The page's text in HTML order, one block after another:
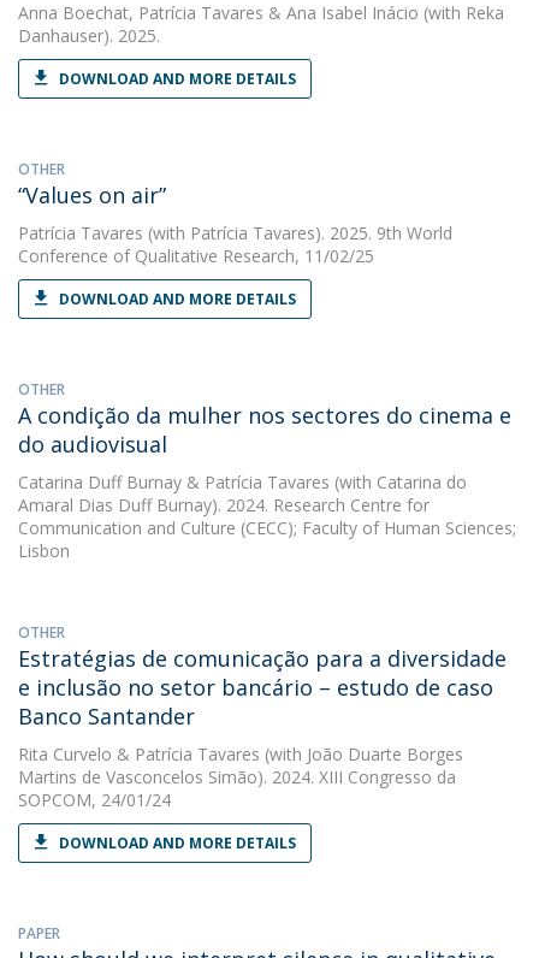
Anna Boechat, Patrícia Tavares & Ana Isabel Inácio (with Reka
Danhauser). 2025.
DOWNLOAD AND MORE DETAILS
OTHER
“Values on air”
Patrícia Tavares (with Patrícia Tavares). 2025. 9th World
Conference of Qualitative Research, 11/02/25
DOWNLOAD AND MORE DETAILS
OTHER
A condição da mulher nos sectores do cinema e
do audiovisual
Catarina Duff Burnay & Patrícia Tavares (with Catarina do
Amaral Dias Duff Burnay). 2024. Research Centre for
Communication and Culture (CECC); Faculty of Human Sciences;
Lisbon
OTHER
Estratégias de comunicação para a diversidade
e inclusão no setor bancário – estudo de caso
Banco Santander
Rita Curvelo & Patrícia Tavares (with João Duarte Borges
Martins de Vasconcelos Simão). 2024. XIII Congresso da
SOPCOM, 24/01/24
DOWNLOAD AND MORE DETAILS
PAPER